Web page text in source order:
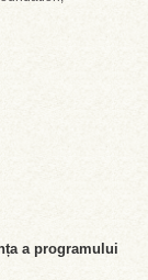
a programului